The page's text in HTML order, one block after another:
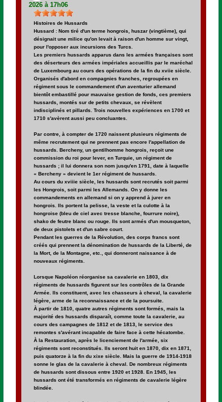
2026 à 17h06
Histoires de Hussards
Hussard : Nom tiré d'un terme hongrois, huszar (vingtième), qui
désignait une milice qu'on levait à raison d'un homme sur vingt,
pour l'opposer aux incursions des Turcs.
Les premiers hussards apparus dans les armées françaises sont
des déserteurs des armées impériales accueillis par le maréchal
de Luxembourg au cours des opérations de la fin du xviie siècle.
Organisés d'abord en compagnies franches, regroupées en
régiment sous le commandement d'un aventurier allemand
bientôt embastillé pour mauvaise gestion de fonds, ces premiers
hussards, montés sur de petits chevaux, se révèlent
indisciplinés et pillards. Trois nouvelles expériences en 1700 et
1710 s'avèrent aussi peu concluantes.
Par contre, à compter de 1720 naissent plusieurs régiments de
même recrutement qui ne prennent pas encore l'appellation de
hussards. Bercheny, un gentilhomme hongrois, reçoit une
commission du roi pour lever, en Turquie, un régiment de
hussards ; il lui donnera son nom jusqu'en 1791, date à laquelle
« Bercheny » devient le 1er régiment de hussards.
Au cours du xviiie siècle, les hussards sont recrutés soit parmi
les Hongrois, soit parmi les Allemands. On y donne les
commandements en allemand si on y apprend à jurer en
hongrois. Ils portent la pelisse, la veste et la culotte à la
hongroise (bleu de ciel avec tresse blanche, fourrure noire),
shako de feutre blanc ou rouge. Ils sont armés d'un mousqueton,
de deux pistolets et d'un sabre court.
Pendant les guerres de la Révolution, des corps francs sont
créés qui prennent la dénomination de hussards de la Liberté, de
la Mort, de la Montagne, etc., qui donneront naissance à de
nouveaux régiments.
Lorsque Napoléon réorganise sa cavalerie en 1803, dix
régiments de hussards figurent sur les contrôles de la Grande
Armée. Ils constituent, avec les chasseurs à cheval, la cavalerie
légère, arme de la reconnaissance et de la poursuite.
À partir de 1810, quatre autres régiments sont formés, mais la
majorité des hussards disparaît, comme toute la cavalerie, au
cours des campagnes de 1812 et de 1813, le service des
remontes s'avérant incapable de faire face à cette hécatombe.
À la Restauration, après le licenciement de l'armée, six
régiments sont reconstitués. Ils seront huit en 1870, dix en 1871,
puis quatorze à la fin du xixe siècle. Mais la guerre de 1914-1918
sonne le glas de la cavalerie à cheval. De nombreux régiments
de hussards sont dissous entre 1920 et 1928. En 1945, les
hussards ont été transformés en régiments de cavalerie légère
blindée.